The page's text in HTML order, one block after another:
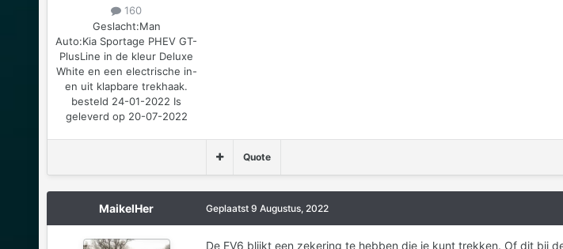
160
Geslacht:Man
Auto:Kia Sportage PHEV GT-
PlusLine in de kleur Deluxe
White en een electrische in-
en uit klapbare trekhaak.
besteld 24-01-2022 Is
geleverd op 20-07-2022
Quote
MaikelHer Geplaatst 9 Augustus, 2022
De EV6 blijkt een zekering te hebben die je kunt trekken. Of dit bij